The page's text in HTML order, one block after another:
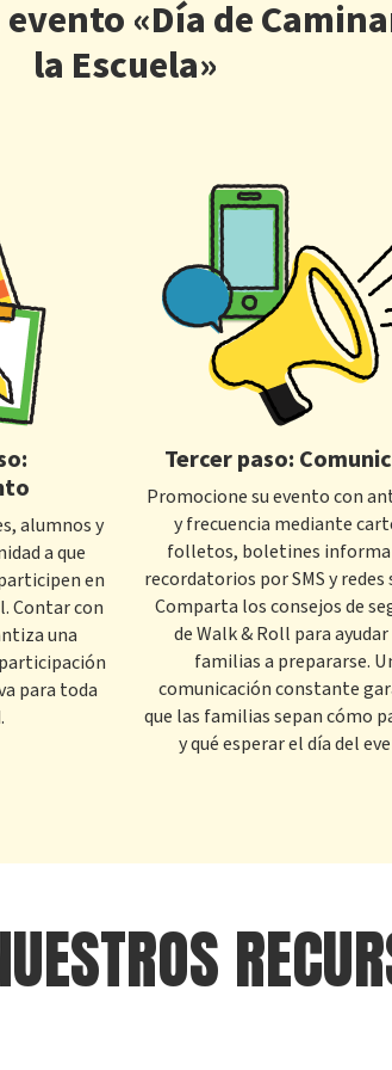
«Día de
la Escuela»
alumnos y
a que
en
Contar con
una
para toda
Tercer paso:
Promocione su evento con
y frecuencia mediante
folletos, boletines
recordatorios por SMS y redes
Comparta los consejos de
de Walk & Roll para ayudar
familias a prepararse.
comunicación constante
que las familias sepan cómo
y qué esperar el día del